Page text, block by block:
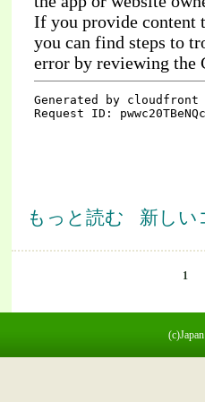
第229回論説・オピニオン(1) 建設
もっと読む 新しい
1